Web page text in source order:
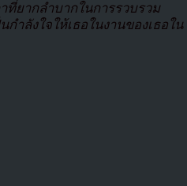
ยากลำบากในการรวบรวม
งใจให้เธอในงานของเธอใน